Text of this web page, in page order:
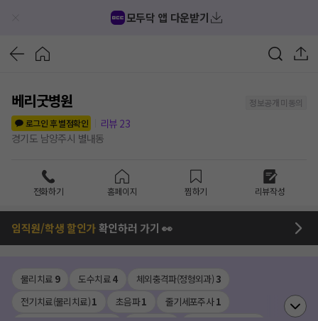
모두닥 앱 다운받기
베리굿병원
정보공개 미동의
로그인 후 별점확인
리뷰 23
경기도 남양주시 별내동
전화하기 홈페이지 찜하기 리뷰작성
임직원/학생 할인가확인하러 가기 👀
물리치료 9 도수치료4 체외충격파(정형외과)3
전기치료(물리치료)1 초음파1 줄기세포주사1